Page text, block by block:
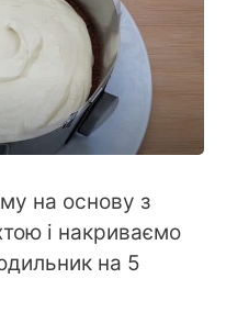
на основу з
і накриваємо
на 5